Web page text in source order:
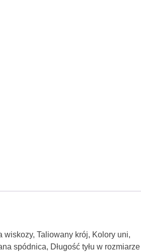
Taliowany krój, Kolory uni,
spódnica, Długość tyłu w rozmiarze